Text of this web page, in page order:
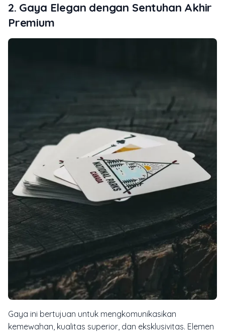
2. Gaya Elegan dengan Sentuhan Akhir
Premium
Gaya ini bertujuan untuk mengkomunikasikan
kemewahan, kualitas superior, dan eksklusivitas. Elemen